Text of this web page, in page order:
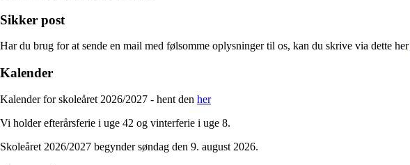
Sikker post
Har du brug for at sende en mail med følsomme oplysninger til os, kan du skrive via dette her
Kalender
Kalender for skoleåret 2026/2027 - hent den her
Vi holder efterårsferie i uge 42 og vinterferie i uge 8.
Skoleåret 2026/2027 begynder søndag den 9. august 2026.